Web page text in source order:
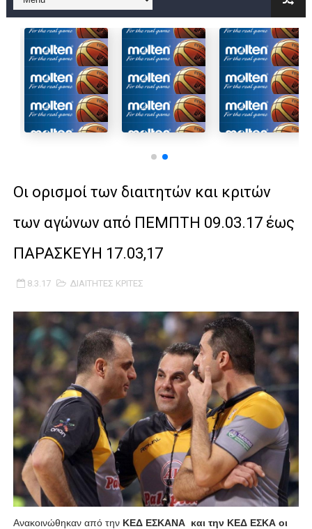
B ΕΦΗΒΩΝ F4 : Χάλκινο το Πέρα 71-56 την Δραπετσώνα στον
Στην National League 2 ο Μανδραϊκός 83-72 τον Εθνικό
Live streaming ΜΠΑΡΑΖ ΑΝΟΔΟΥ ΣΤΗΝ NL 2 : ΑΥΡΙΟ
Β΄ ΕΦΗΒΩΝ F4 : Εντυπωσιακός ο Ρέντης στον τελικό 104-77
ΧΡΟΝΙΑ ΠΟΛΛΑ ΣΤΟ ΕΛΛΗΝΙΚΟ ΜΠΑΣΚΕΤ : 39Η ΕΠΕΤΕΙΟΣ ΑΠΟ
Ο δρόμος για τον 29ο τελικό κυπέλλου ανδρών ΕΣΚΑΝΑ
U21: Τεράστια πρόκριση για τον Πανελευσινιακό στον
Γ΄ανδρών play offs : "Σκληρό" καρύδι η Φιλία Περάματος
Play off B εφήβων Β φάση Στο f4 ΑΕ Ρέντη, Πέρα , Ερμής
Οι ορισμοί των διαιτητών και κριτών
των αγώνων από ΠΕΜΠΤΗ 09.03.17 έως
ΠΑΡΑΣΚΕΥΗ 17.03,17
8.3.17 ΔΙΑΙΤΗΤΕΣ ΚΡΙΤΕΣ
Ανακοινώθηκαν από την ΚΕΔ ΕΣΚΑΝΑ και την ΚΕΔ ΕΣΚΑ οι